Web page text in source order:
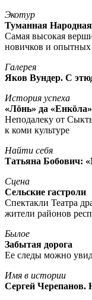
Экотур
Туманная Народная
Самая высокая
новичков и опытных
Галерея
Яков Вундер. С
История успеха
«Лöнь» да «Енкöла»
Неподалеку от
к коми культуре
Найти себя
Татьяна Бобович:
Сцена
Сельские гастроли
Спектакли Театра
жители районов
Былое
Забытая дорога
Ее следы можно
Имя в истории
Сергей Черепанов.